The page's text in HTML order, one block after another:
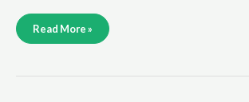
Read More »